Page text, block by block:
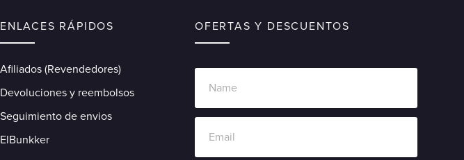
ENLACES RÁPIDOS
Afiliados (Revendedores)
Devoluciones y reembolsos
Seguimiento de envios
ElBunkker
OFERTAS Y DESCUENTOS